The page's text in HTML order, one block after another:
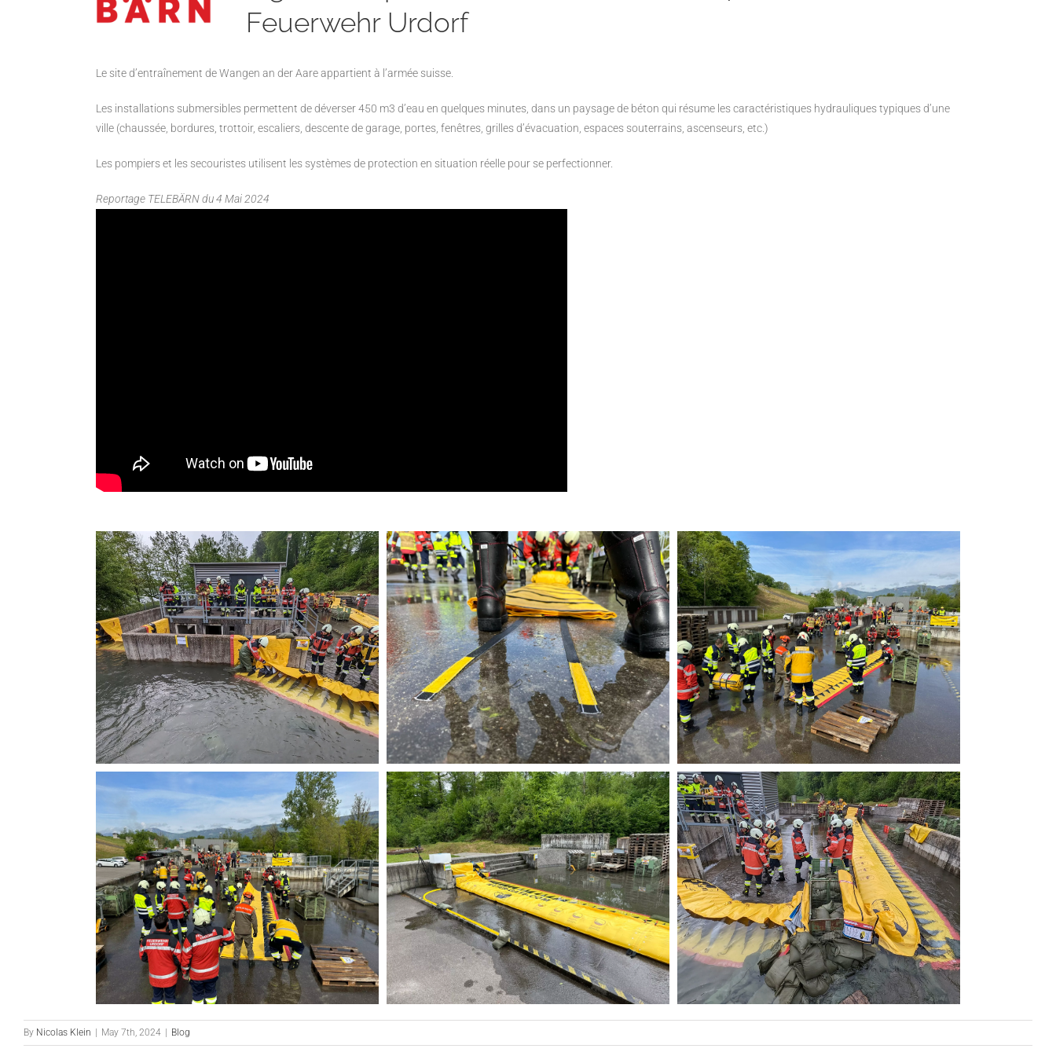
Feuerwehr Urdorf
Le site d’entraînement de Wangen an der Aare appartient à l’armée suisse.
Les installations submersibles permettent de déverser 450 m3 d’eau en quelques minutes, dans un paysage de béton qui résume les caractéristiques hydrauliques typiques d’une
ville (chaussée, bordures, trottoir, escaliers, descente de garage, portes, fenêtres, grilles d’évacuation, espaces souterrains, ascenseurs, etc.)
Les pompiers et les secouristes utilisent les systèmes de protection en situation réelle pour se perfectionner.
Reportage TELEBÄRN du 4 Mai 2024
By Nicolas Klein May 7th, 2024 Blog